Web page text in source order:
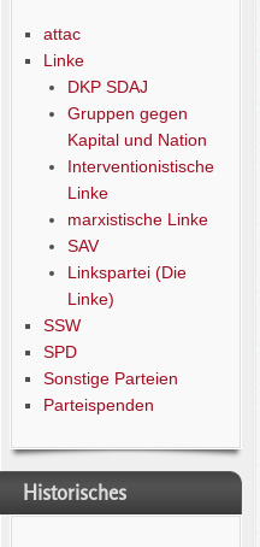
attac
Linke
DKP SDAJ
Gruppen gegen
Kapital und Nation
Interventionistische
Linke
marxistische Linke
SAV
Linkspartei (Die
Linke)
SSW
SPD
Sonstige Parteien
Parteispenden
Historisches